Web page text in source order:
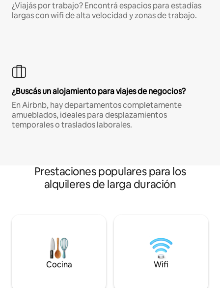
¿Viajás por trabajo? Encontrá espacios para estadías
largas con wifi de alta velocidad y zonas de trabajo.
¿Buscás un alojamiento para viajes de negocios?
En Airbnb, hay departamentos completamente
amueblados, ideales para desplazamientos
temporales o traslados laborales.
Prestaciones populares para los
alquileres de larga duración
Cocina Wifi